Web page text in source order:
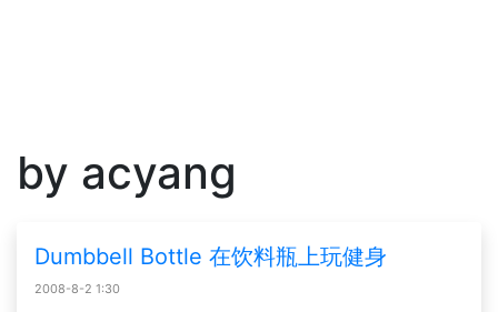
by acyang
Dumbbell Bottle 在饮料瓶上玩健身
2008-8-2 1:30